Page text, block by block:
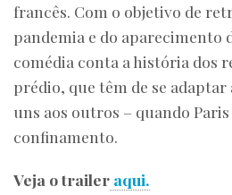
francês. Com o objetivo de
pandemia e do aparecimento
comédia conta a história dos
prédio, que têm de se adaptar
uns aos outros – quando
confinamento.
Veja o trailer aqui.